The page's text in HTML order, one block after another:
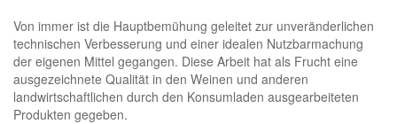
Von immer ist die Hauptbemühung geleitet zur unveränderlichen
technischen Verbesserung und einer idealen Nutzbarmachung
der eigenen Mittel gegangen. Diese Arbeit hat als Frucht eine
ausgezeichnete Qualität in den Weinen und anderen
landwirtschaftlichen durch den Konsumladen ausgearbeiteten
Produkten gegeben.